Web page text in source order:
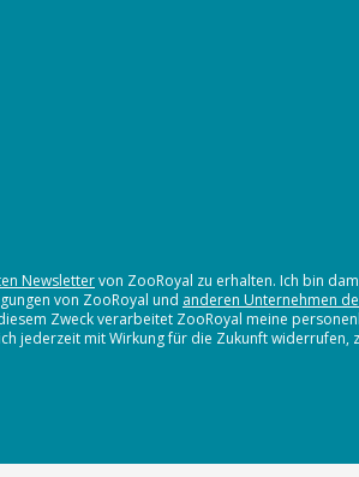
Newslettervon ZooRoyal zu erhalten. Ich bin
von ZooRoyal und anderen Unternehmen
Zweck verarbeitet ZooRoyal meine
jederzeit mit Wirkung für die Zukunft